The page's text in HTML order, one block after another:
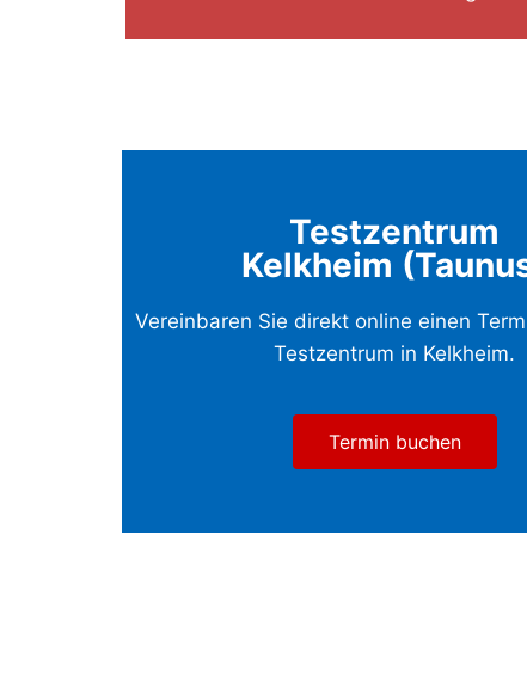
Testzentrum
Kelkheim
Vereinbaren Sie direkt online einen
Testzentrum in Kelkheim.
Termin buchen